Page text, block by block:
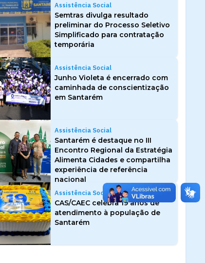
Assistência Social
Semtras divulga resultado
preliminar do Processo Seletivo
Simplificado para contratação
temporária
Assistência Social
Junho Violeta é encerrado com
caminhada de conscientização
em Santarém
Assistência Social
Santarém é destaque no III
Encontro Regional da Estratégia
Alimenta Cidades e compartilha
experiência de referência
nacional
Assistência Social
CAS/CAEC celebra 19 anos de
atendimento à população de
Santarém